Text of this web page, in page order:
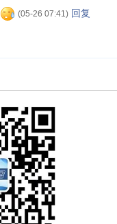
(05-26 07:41) 回复